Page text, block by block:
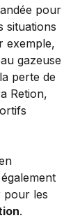
pour
situations
exemple,
gazeuse
perte de
Retion,
pour les
.